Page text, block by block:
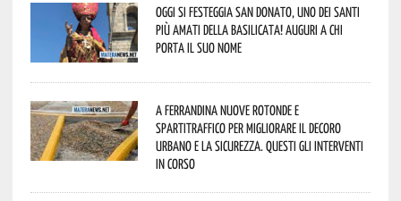
Oggi si festeggia San Donato, uno dei Santi
più amati della Basilicata! Auguri a chi
porta il suo nome
A Ferrandina nuove rotonde e
spartitraffico per migliorare il decoro
urbano e la sicurezza. Questi gli interventi
in corso